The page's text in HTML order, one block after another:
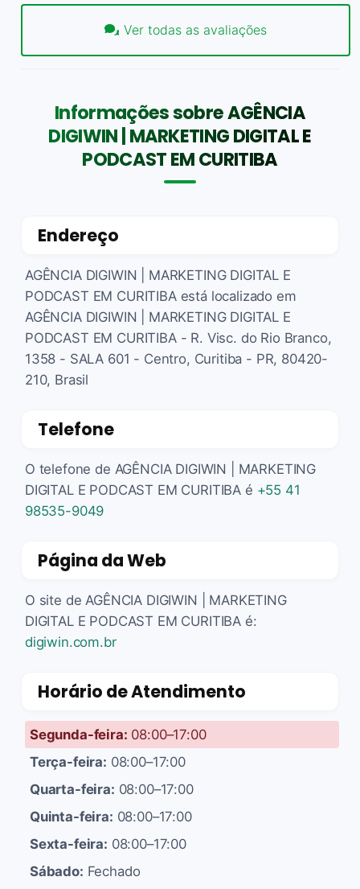
Ver todas as avaliações
Informações sobre AGÊNCIA
DIGIWIN | MARKETING DIGITAL E
PODCAST EM CURITIBA
Endereço
AGÊNCIA DIGIWIN | MARKETING DIGITAL E
PODCAST EM CURITIBA está localizado em
AGÊNCIA DIGIWIN | MARKETING DIGITAL E
PODCAST EM CURITIBA - R. Visc. do Rio Branco,
1358 - SALA 601 - Centro, Curitiba - PR, 80420-
210, Brasil
Telefone
O telefone de AGÊNCIA DIGIWIN | MARKETING
DIGITAL E PODCAST EM CURITIBA é +55 41
98535-9049
Página da Web
O site de AGÊNCIA DIGIWIN | MARKETING
DIGITAL E PODCAST EM CURITIBA é:
digiwin.com.br
Horário de Atendimento
Segunda-feira: 08:00–17:00
Terça-feira: 08:00–17:00
Quarta-feira: 08:00–17:00
Quinta-feira: 08:00–17:00
Sexta-feira: 08:00–17:00
Sábado: Fechado